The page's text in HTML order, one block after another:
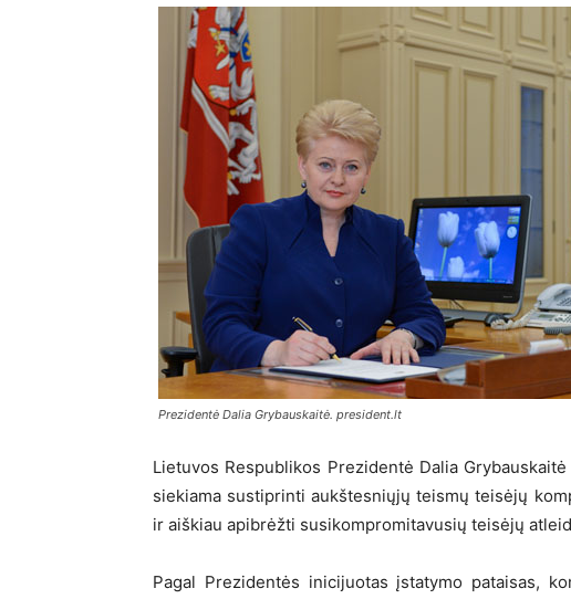
Prezidentė Dalia Grybauskaitė. president.lt
Lietuvos Respublikos Prezidentė Dalia
siekiama sustiprinti aukštesniųjų teismų teisėjų
ir aiškiau apibrėžti susikompromitavusių teisėjų
Pagal Prezidentės inicijuotas įstatymo pataisas,